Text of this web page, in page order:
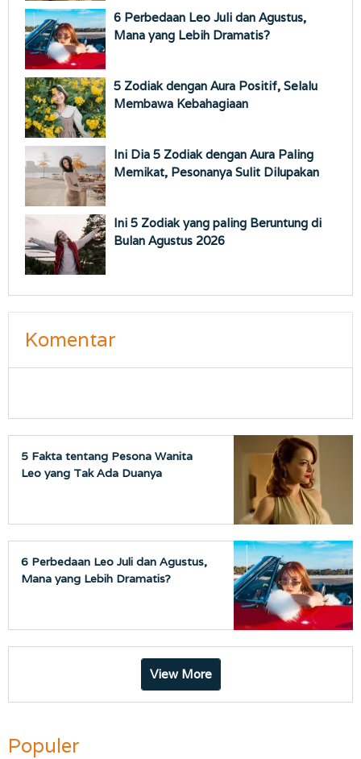
6 Perbedaan Leo Juli dan Agustus,
Mana yang Lebih Dramatis?
5 Zodiak dengan Aura Positif, Selalu
Membawa Kebahagiaan
Ini Dia 5 Zodiak dengan Aura Paling
Memikat, Pesonanya Sulit Dilupakan
Ini 5 Zodiak yang paling Beruntung di
Bulan Agustus 2026
Komentar
5 Fakta tentang Pesona Wanita
Leo yang Tak Ada Duanya
6 Perbedaan Leo Juli dan Agustus,
Mana yang Lebih Dramatis?
View More
Populer